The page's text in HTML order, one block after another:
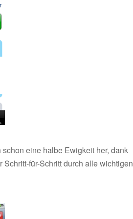
eine halbe Ewigkeit her, dank
für-Schritt durch alle wichtigen